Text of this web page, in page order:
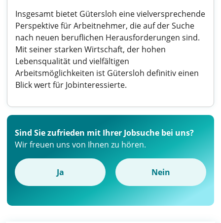
Insgesamt bietet Gütersloh eine vielversprechende
Perspektive für Arbeitnehmer, die auf der Suche
nach neuen beruflichen Herausforderungen sind.
Mit seiner starken Wirtschaft, der hohen
Lebensqualität und vielfältigen
Arbeitsmöglichkeiten ist Gütersloh definitiv einen
Blick wert für Jobinteressierte.
Sind Sie zufrieden mit Ihrer Jobsuche bei uns?
Wir freuen uns von Ihnen zu hören.
Ja Nein